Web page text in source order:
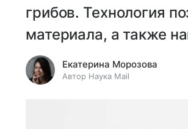
грибов. Технология
материала, а также
Екатерина Морозова
Автор Наука Mail